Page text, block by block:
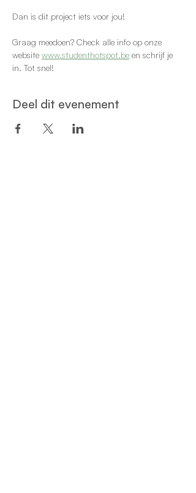
Dan is dit project iets voor jou!
Graag meedoen? Check alle info op onze
website www.studenthotspot.be en schrijf je
in. Tot snel!
Deel dit evenement